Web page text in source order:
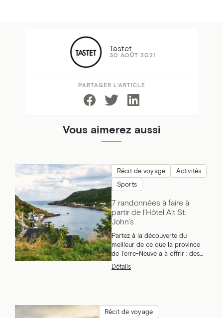
Tastet
30 AOÛT 2021
PARTAGER L’ARTICLE
Vous aimerez aussi
Récit de voyage Activités
Sports
7 randonnées à faire à
partir de l’Hôtel Alt St.
John’s
Partez à la découverte du
meilleur de ce que la province
de Terre-Neuve a à offrir : des
paysages dramatiques, une
faune et une flore riches, l’air
sans avoir à quitter la ville ou
presque. La ville de St. John’s est
Détails
Récit de voyage